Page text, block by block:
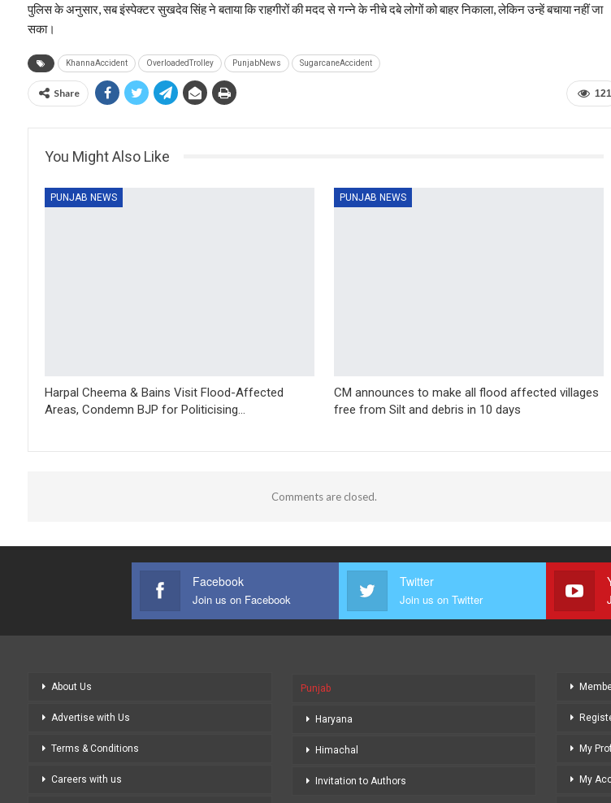
पुलिस के अनुसार, सब इंस्पेक्टर सुखदेव सिंह ने बताया कि राहगीरों की मदद से गन्ने के नीचे दबे लोगों को बाहर निकाला, लेकिन उन्हें बचाया नहीं जा
सका।
KhannaAccident OverloadedTrolley PunjabNews SugarcaneAccident
121
Share
You Might Also Like
PUNJAB NEWS
Harpal Cheema & Bains Visit Flood-Affected
Areas, Condemn BJP for Politicising…
PUNJAB NEWS
CM announces to make all flood affected villages
free from Silt and debris in 10 days
Comments are closed.
Facebook
Join us on Facebook
Twitter
Join us on Twitter
About Us
Advertise with Us
Terms & Conditions
Careers with us
Punjab
Haryana
Himachal
Invitation to Authors
My
My